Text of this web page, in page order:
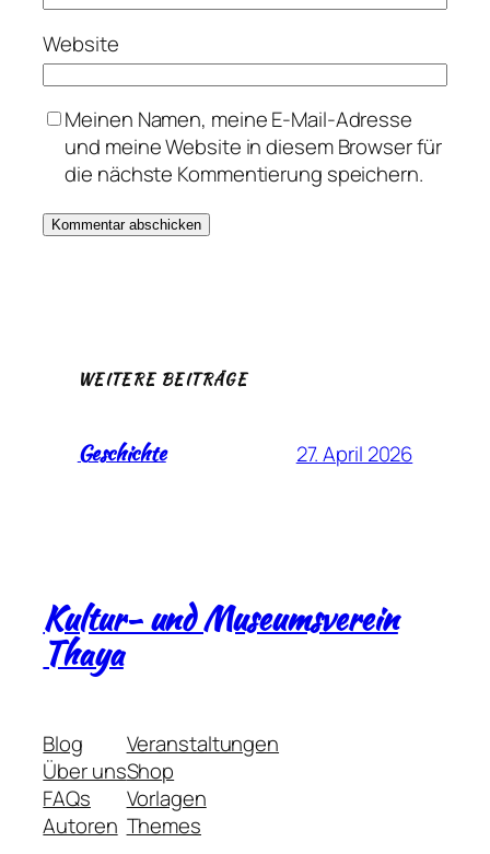
Website
Meinen Namen, meine E-Mail-Adresse
und meine Website in diesem Browser für
die nächste Kommentierung speichern.
WEITERE BEITRÄGE
Geschichte 27. April 2026
Kultur- und Museumsverein
Thaya
Blog
Über uns
FAQs
Autoren
Veranstaltungen
Shop
Vorlagen
Themes